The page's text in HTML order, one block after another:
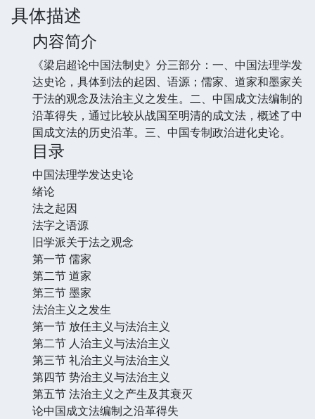
具体描述
内容简介
《梁启超论中国法制史》分三部分：一、中国法理学发
达史论，具体到法的起因、语源；儒家、道家和墨家关
于法的观念及法治主义之发生。二、中国成文法编制的
沿革得失，通过比较从战国至明清的成文法，概述了中
国成文法的历史沿革。三、中国专制政治进化史论。
目录
中国法理学发达史论
绪论
法之起因
法字之语源
旧学派关于法之观念
第一节 儒家
第二节 道家
第三节 墨家
法治主义之发生
第一节 放任主义与法治主义
第二节 人治主义与法治主义
第三节 礼治主义与法治主义
第四节 势治主义与法治主义
第五节 法治主义之产生及其衰灭
论中国成文法编制之沿革得失